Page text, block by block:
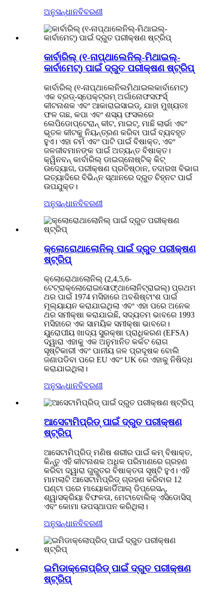
ଅନୁସନ୍ଧାନବିବରଣୀ
କାର୍ବାରିଲ୍ (୧-ନାପ୍ଥାଲେନିଲ୍-ମିଥାଇଲ୍-
କାର୍ବାମେଟ୍) ପାଇଁ ଦ୍ରୁତ ପରୀକ୍ଷଣ ଷ୍ଟ୍ରିପ୍
କାର୍ବାରିଲ୍ (୧-ନାପ୍ଥାଲେନିଲମିଥାଇଲକାର୍ବାମେଟ୍)
ଏକ ବ୍ରଡ୍-ସ୍ପେକ୍ଟ୍ରମ୍ ଅର୍ଗାନୋଫସଫର୍ସ୍
କୀଟନାଶକ ଏବଂ ଆକାରାଇସାଇଡ୍, ଯାହା ମୁଖ୍ୟତଃ
ଫଳ ଗଛ, କପା ଏବଂ ଶସ୍ୟ ଫସଲରେ
ଲେପିଡୋପ୍ଟେରାନ୍ କୀଟ, ମାଇଟ୍, ମାଛି ଲାର୍ଭା ଏବଂ
ଭୂତଳ କୀଟକୁ ନିୟନ୍ତ୍ରଣ କରିବା ପାଇଁ ବ୍ୟବହୃତ
ହୁଏ। ଏହା ଚର୍ମ ଏବଂ ପାଟି ପାଇଁ ବିଷାକ୍ତ, ଏବଂ
ଜଳଜୀବମାନଙ୍କ ପାଇଁ ଅତ୍ୟନ୍ତ ବିଷାକ୍ତ।
କ୍ୱିନବନ୍ କାର୍ବାରିଲ୍ ଡାଇଗ୍ନୋଷ୍ଟିକ୍ କିଟ୍
ଉଦ୍ୟୋଗ, ପରୀକ୍ଷଣ ପ୍ରତିଷ୍ଠାନ, ତଦାରଖ ବିଭାଗ
ଇତ୍ୟାଦିରେ ବିଭିନ୍ନ ସ୍ଥାନରେ ଦ୍ରୁତ ଚିହ୍ନଟ ପାଇଁ
ଉପଯୁକ୍ତ।
ଅନୁସନ୍ଧାନବିବରଣୀ
କ୍ଲୋରୋଥାଲୋନିଲ୍ ପାଇଁ ଦ୍ରୁତ ପରୀକ୍ଷଣ
ଷ୍ଟ୍ରିପ୍
କ୍ଲୋରୋଥାଲୋନିଲ୍ (2,4,5,6-
ଟେଟ୍ରାକ୍ଲୋରୋଇସୋଫ୍ଥାଲୋନିଟ୍ରାଇଲ୍) ପ୍ରଥମ
ଥର ପାଇଁ 1974 ମସିହାରେ ଅବଶିଷ୍ଟାଂଶ ପାଇଁ
ମୂଲ୍ୟାୟନ କରାଯାଇଥିଲା ଏବଂ ଏହା ପରେ ଅନେକ
ଥର ସମୀକ୍ଷା କରାଯାଇଛି, ସଦ୍ୟତମ ଭାବରେ 1993
ମସିହାରେ ଏକ ସାମୟିକ ସମୀକ୍ଷା ଭାବରେ।
ୟୁରୋପୀୟ ଖାଦ୍ୟ ସୁରକ୍ଷା ପ୍ରାଧିକରଣ (EFSA)
ଦ୍ୱାରା ଏହାକୁ ଏକ ଅନୁମାନିତ କର୍କଟ ରୋଗ
ସୃଷ୍ଟିକାରୀ ଏବଂ ପାନୀୟ ଜଳ ପ୍ରଦୂଷକ ବୋଲି
ଜଣାପଡିବା ପରେ EU ଏବଂ UK ରେ ଏହାକୁ ନିଷିଦ୍ଧ
କରାଯାଇଥିଲା।
ଅନୁସନ୍ଧାନବିବରଣୀ
ଆସେଟାମିପ୍ରିଡ୍ ପାଇଁ ଦ୍ରୁତ ପରୀକ୍ଷଣ
ଷ୍ଟ୍ରିପ୍
ଆସେଟାମିପ୍ରିଡ୍ ମଣିଷ ଶରୀର ପାଇଁ କମ୍ ବିଷାକ୍ତ,
କିନ୍ତୁ ଏହି କୀଟନାଶକ ଅଧିକ ପରିମାଣରେ ଗ୍ରହଣ
କରିବା ଦ୍ୱାରା ଗୁରୁତର ବିଷାକ୍ତତା ସୃଷ୍ଟି ହୁଏ। ଏହି
ମାମଲାଟି ଆସେଟାମିପ୍ରିଡ୍ ଗ୍ରହଣ କରିବାର 12
ଘଣ୍ଟା ପରେ ମାୟୋକାର୍ଡିଆଲ୍ ଡିପ୍ରେସନ୍,
ଶ୍ୱାସକ୍ରିୟା ବିଫଳତା, ମେଟାବୋଲିକ୍ ଏସିଡୋସିସ୍
ଏବଂ କୋମା ଉପସ୍ଥାପନ କରିଥିଲା।
ଅନୁସନ୍ଧାନବିବରଣୀ
ଇମିଡାକ୍ଲୋପ୍ରିଡ୍ ପାଇଁ ଦ୍ରୁତ ପରୀକ୍ଷଣ
ଷ୍ଟ୍ରିପ୍